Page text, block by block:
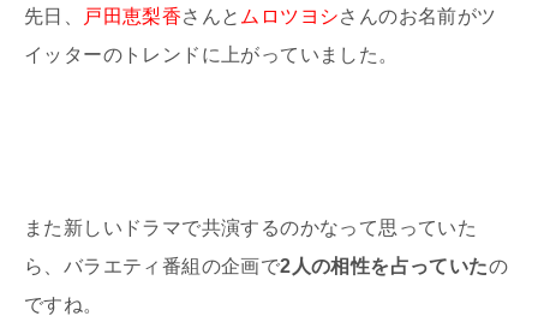
先日、 戸田恵梨香さんと ムロツヨシさんのお名前がツ
イッターのトレンドに上がっていました。
また新しいドラマで共演するのかなって思っていた
ら、バラエティ番組の企画で2人の相性を占っていたの
ですね。